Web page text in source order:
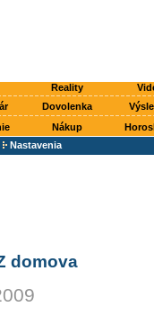
Reality
Dovolenka
Nákup
Nastavenia
domova